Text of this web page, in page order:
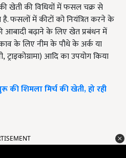
खेती की विधियों में फसल चक्र से
है. फसलों में कीटों को नियंत्रित करने के
बढ़ाने के लिए खेत प्रबंधन में
के लिए नीम के पौधे के अर्क या
,ट्राइकोग्रामा) आदि का उपयोग किया
की शिमला मिर्च की खेती, हो रही